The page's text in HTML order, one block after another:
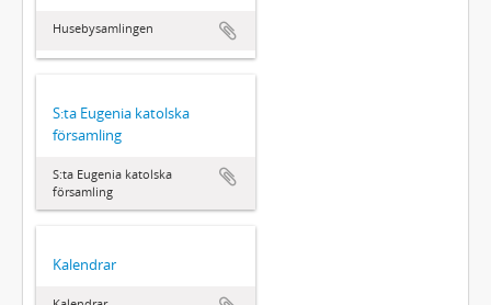
Husebysamlingen
S:ta Eugenia katolska
församling
S:ta Eugenia katolska
församling
Kalendrar